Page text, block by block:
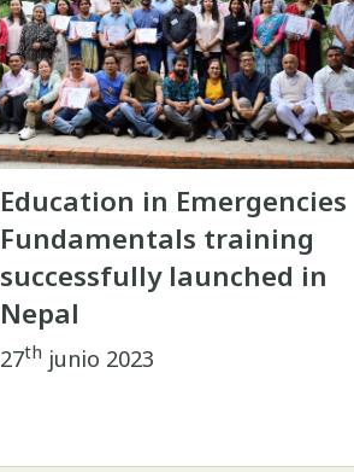
Education in Emergencies
Fundamentals training
successfully launched in
Nepal
27th junio 2023